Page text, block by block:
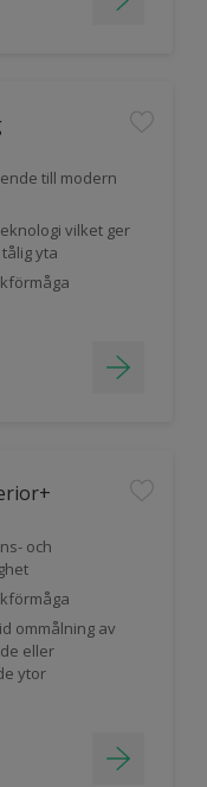
till modern
vilket ger
yta
och
ommålning av
eller
ytor